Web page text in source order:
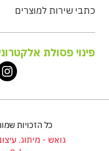
כתבי שירות למוצרים
פינוי פסולת
כל הזכויות
גואש - מיתוג.